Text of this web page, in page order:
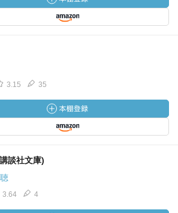
3.15 35
談社文庫)
3.64 4